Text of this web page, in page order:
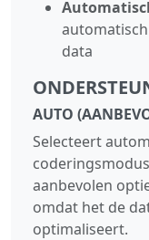
data
AUTO
Selecteert
aanbevolen
omdat het de
optimaliseert.